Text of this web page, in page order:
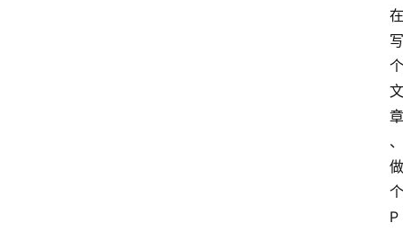
在
写
个
文
章
、
做
个
P